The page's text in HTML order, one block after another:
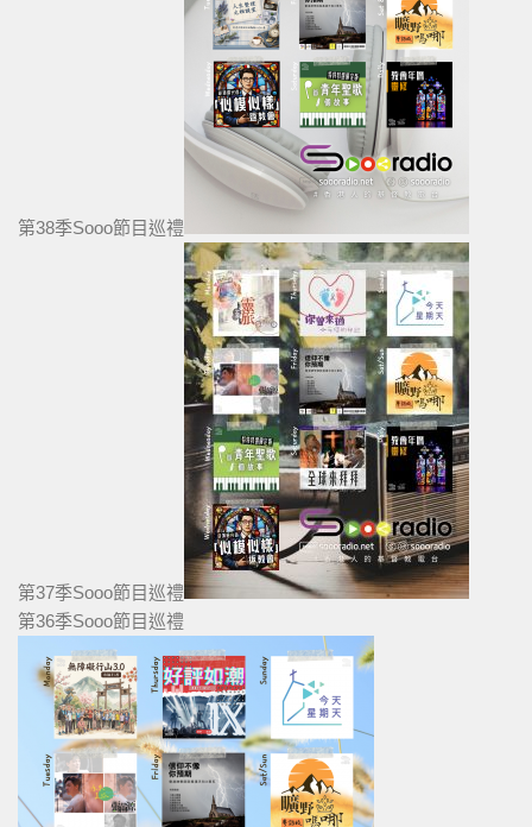
第38季Sooo節目巡禮
第37季Sooo節目巡禮
第36季Sooo節目巡禮